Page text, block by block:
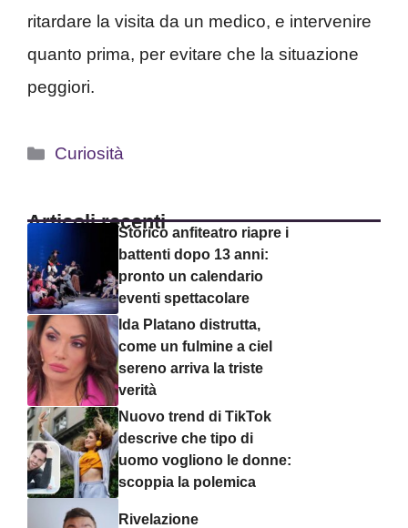
ritardare la visita da un medico, e intervenire
quanto prima, per evitare che la situazione
peggiori.
Categorie
Curiosità
Articoli recentiStorico anfiteatro riapre i
battenti dopo 13 anni:
pronto un calendario
eventi spettacolare
Ida Platano distrutta,
come un fulmine a ciel
sereno arriva la triste
verità
Nuovo trend di TikTok
descrive che tipo di
uomo vogliono le donne:
scoppia la polemica
Rivelazione